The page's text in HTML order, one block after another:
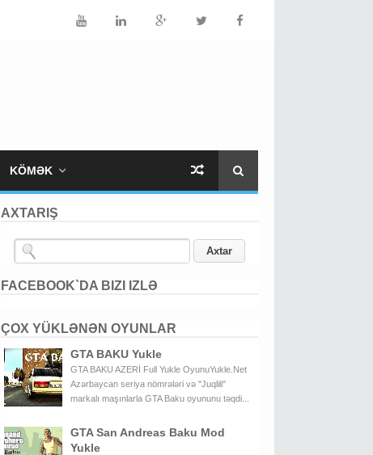
KÖMƏK
AXTARIŞ
FACEBOOK`DA BIZI IZLƏ
ÇOX YÜKLƏNƏN OYUNLAR
GTA BAKU Yukle
GTA BAKU AZERİ Full Yukle OyunuYukle.Net
Azərbaycan seriya nömrələri və "Juqlili"
markalı maşınlarla GTA Baku oyununu təqdi...
GTA San Andreas Baku Mod
Yukle